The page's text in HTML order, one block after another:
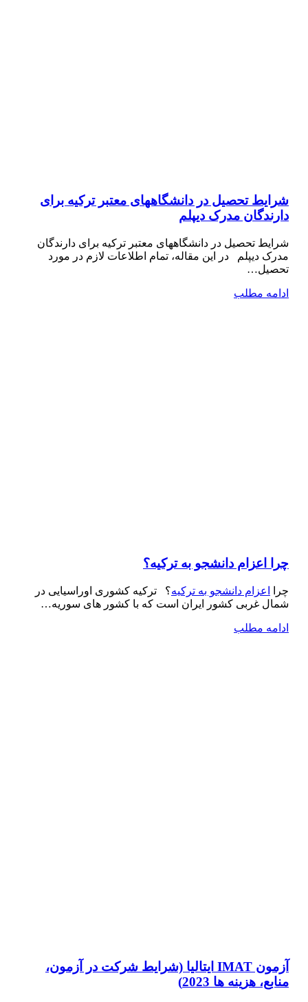
شرایط تحصیل در دانشگاههای معتبر ترکیه برای
دارندگان مدرک دیپلم
شرایط تحصیل در دانشگاههای معتبر ترکیه برای دارندگان
مدرک دیپلم در این مقاله، تمام اطلاعات لازم در مورد
تحصیل…
ادامه مطلب
چرا اعزام دانشجو به ترکیه؟
چرا اعزام دانشجو به ترکیه؟ ترکیه کشوری اوراسیایی در
شمال غربی کشور ایران است که با کشور های سوریه…
ادامه مطلب
آزمون IMAT ایتالیا (شرایط شرکت در آزمون،
منابع، هزینه ها 2023)